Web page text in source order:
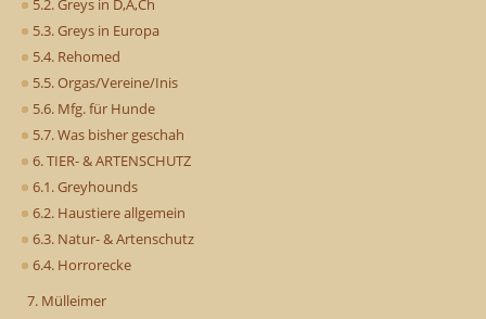
5.2. Greys in D,A,Ch
5.3. Greys in Europa
5.4. Rehomed
5.5. Orgas/Vereine/Inis
5.6. Mfg. für Hunde
5.7. Was bisher geschah
6. TIER- & ARTENSCHUTZ
6.1. Greyhounds
6.2. Haustiere allgemein
6.3. Natur- & Artenschutz
6.4. Horrorecke
7. Mülleimer